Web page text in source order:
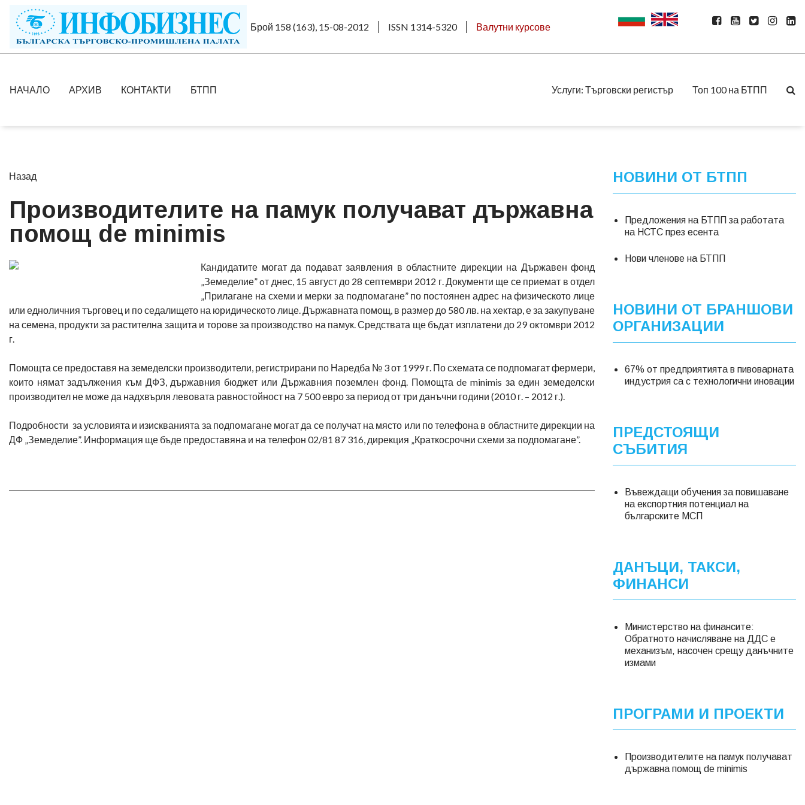
Брой 158 (163), 15-08-2012 ISSN 1314-5320 Валутни курсове
НАЧАЛО АРХИВ КОНТАКТИ БТПП Услуги: Търговски регистър Топ 100 на БТПП
Назад
Производителите на памук получават държавна
помощ de minimis
Кандидатите могат да подават заявления в областните дирекции на Държавен фонд
„Земеделие” oт днес, 15 август до 28 септември 2012 г. Документи ще се приемат в отдел
„Прилагане на схеми и мерки за подпомагане” по постоянен адрес на физическото лице
или едноличния търговец и по седалището на юридическото лице. Държавната помощ, в размер до 580 лв. на хектар, е за закупуване
на семена, продукти за растителна защита и торове за производство на памук. Средствата ще бъдат изплатени до 29 октомври 2012
г.
Помощта се предоставя на земеделски производители, регистрирани по Наредба № 3 от 1999 г. По схемата се подпомагат фермери,
които нямат задължения към ДФЗ, държавния бюджет или Държавния поземлен фонд. Помощта de minimis за един земеделски
производител не може да надхвърля левовата равностойност на 7 500 евро за период от три данъчни години (2010 г. – 2012 г.).
Подробности за условията и изискванията за подпомагане могат да се получат на място или по телефона в областните дирекции на
ДФ „Земеделие”. Информация ще бъде предоставяна и на телефон 02/81 87 316, дирекция „Краткосрочни схеми за подпомагане”.
НОВИНИ ОТ БТПП
Предложения на БТПП за работата
на НСТС през есента
Нови членове на БТПП
НОВИНИ ОТ БРАНШОВИ
ОРГАНИЗАЦИИ
67% от предприятията в пивоварната
индустрия са с технологични иновации
ПРЕДСТОЯЩИ
СЪБИТИЯ
Въвеждащи обучения за повишаване
на експортния потенциал на
българските МСП
ДАНЪЦИ, ТАКСИ,
ФИНАНСИ
Министерство на финансите:
Обратното начисляване на ДДС е
механизъм, насочен срещу данъчните
измами
ПРОГРАМИ И ПРОЕКТИ
Производителите на памук получават
държавна помощ de minimis